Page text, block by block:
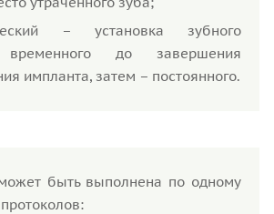
– установка зубного
временного до завершения
импланта, затем – постоянного.
быть выполнена по одному